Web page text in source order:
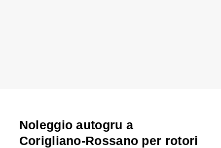
Noleggio autogru a
Corigliano-Rossano per rotori